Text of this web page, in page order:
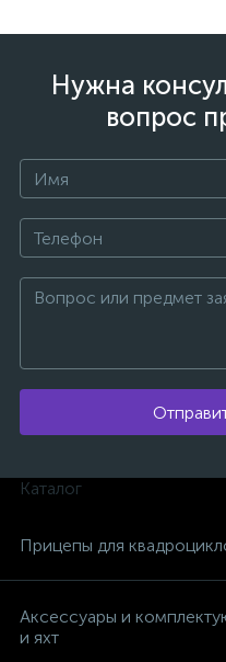
Нужна
вопрос
Каталог
Прицепы для
Аксессуары и
и яхт